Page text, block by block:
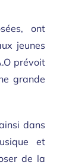
ont
jeunes
prévoit
grande
dans
et
de la